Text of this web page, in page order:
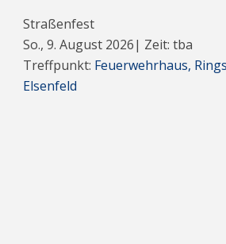
Straßenfest
So., 9. August 2026| Zeit: tba
Treffpunkt: Feuerwehrhaus,
Elsenfeld